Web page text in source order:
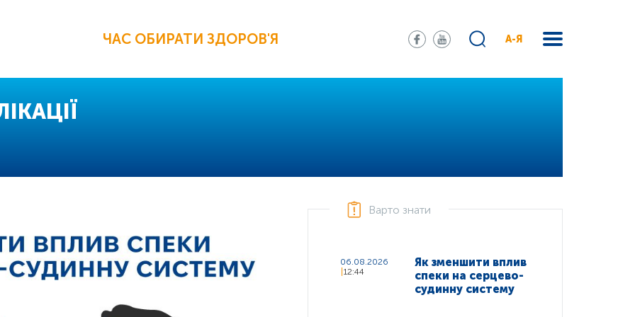
ЧАС ОБИРАТИ ЗДОРОВ'Я А-Я
Варто знати
06.08.2026
12:44
Як зменшити вплив
спеки на серцево-
судинну систему